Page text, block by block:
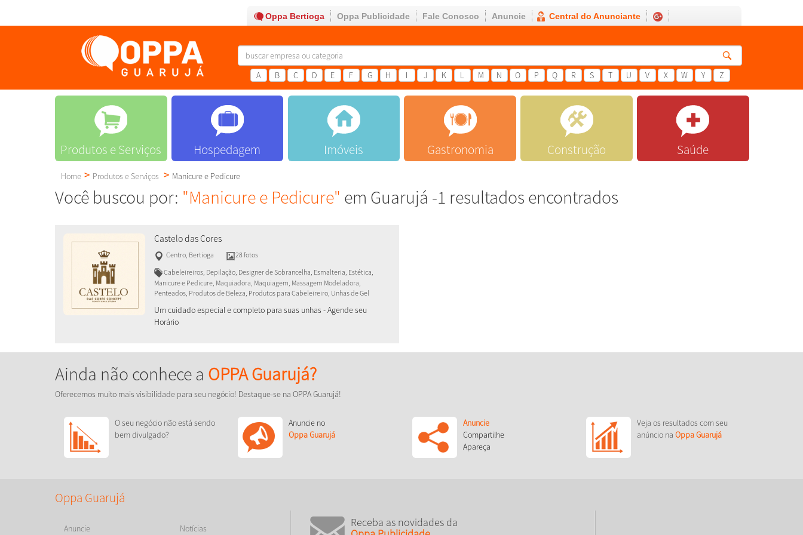
Oppa Bertioga Oppa Publicidade Fale Conosco Anuncie Central do Anunciante
A B C D E F G H I J K L M N O P Q R S T U V X W Y Z
Produtos e Serviços Hospedagem Imóveis Gastronomia Construção Saúde
Home Produtos e Serviços Manicure e Pedicure
Você buscou por: "Manicure e Pedicure" em Guarujá -1 resultados encontrados
Castelo das Cores
Centro, Bertioga
28 fotos
Cabeleireiros, Depilação, Designer de Sobrancelha, Esmalteria, Estética,
Manicure e Pedicure, Maquiadora, Maquiagem, Massagem Modeladora,
Penteados, Produtos de Beleza, Produtos para Cabeleireiro, Unhas de Gel
Um cuidado especial e completo para suas unhas - Agende seu
Horário
Ainda não conhece a OPPA Guarujá?
Oferecemos muito mais visibilidade para seu negócio! Destaque-se na OPPA Guarujá!
O seu negócio não está sendo
bem divulgado?
Anuncie no
Oppa Guarujá
Anuncie
Compartilhe
Apareça
Veja os resultados com seu
anúncio na Oppa Guarujá
Oppa Guarujá
Anuncie Notícias
Receba as novidades da